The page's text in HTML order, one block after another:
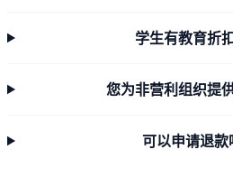
学生有教育折
您为非营利组织提
可以申请退款